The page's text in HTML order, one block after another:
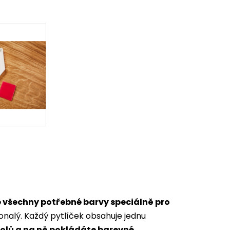
potřebné barvy speciálně pro
Každý pytlíček obsahuje jednu